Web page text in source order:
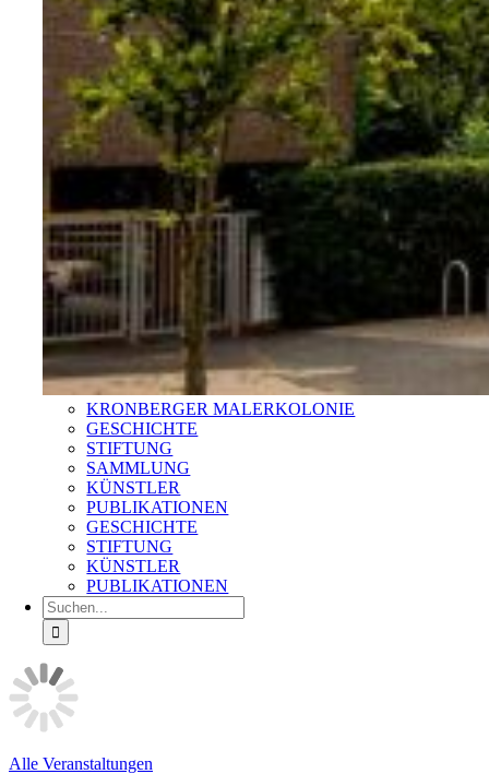
KRONBERGER MALERKOLONIE
GESCHICHTE
STIFTUNG
SAMMLUNG
KÜNSTLER
PUBLIKATIONEN
GESCHICHTE
STIFTUNG
KÜNSTLER
PUBLIKATIONEN
Suche
nach:
Alle Veranstaltungen